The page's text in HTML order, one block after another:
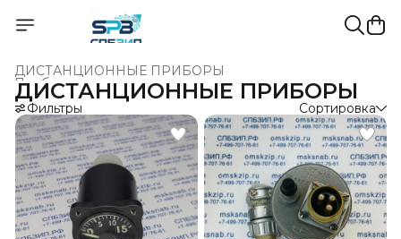
ДИСТАНЦИОННЫЕ ПРИБОРЫ
Приборы для измерения и регулирования давления
КОНТРОЛЬ И РЕГУЛИРОВАНИЕ ФИЗИЧЕСКИХ
Главная ›
ДИСТАНЦИОННЫЕ ПРИБОРЫ
Фильтры Сортировка